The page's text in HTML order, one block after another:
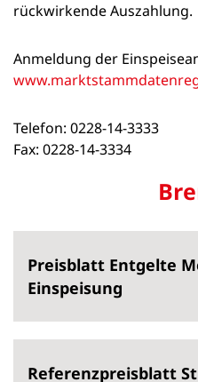
rückwirkende Auszahlung.
Anmeldung der
Telefon: 0228-14-3333
Fax: 0228-14-3334
Preisblatt Entgelte
Einspeisung
Referenzpreisblatt